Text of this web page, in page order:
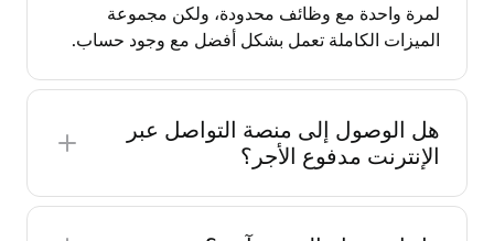
لمرة واحدة مع وظائف محدودة، ولكن مجموعة
الميزات الكاملة تعمل بشكل أفضل مع وجود حساب.
هل الوصول إلى منصة التواصل عبر
الإنترنت مدفوع الأجر؟
يتضمن LivU ميزات اختيارية مدفوعة. قد تكون العملات
المعدنية مطلوبة لجلسات أطول أو لتفضيلات معينة